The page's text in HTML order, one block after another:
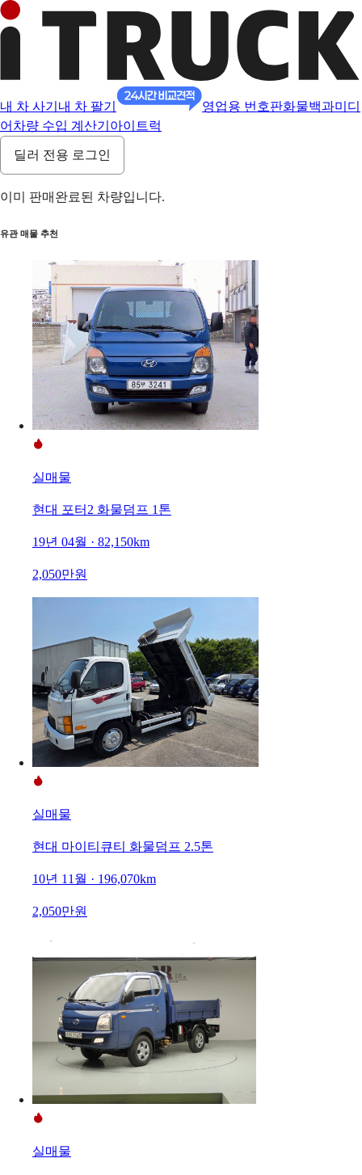
내 차 사기 내 차 팔기 영업용 번호판화물백과미디
어 차량 수입 계산기 아이트럭
딜러 전용 로그인
이미 판매완료된 차량입니다.
유관 매물 추천
실매물
현대 포터2 화물덤프 1톤
19년 04월 · 82,150km
2,050만원
실매물
현대 마이티큐티 화물덤프 2.5톤
10년 11월 · 196,070km
2,050만원
실매물